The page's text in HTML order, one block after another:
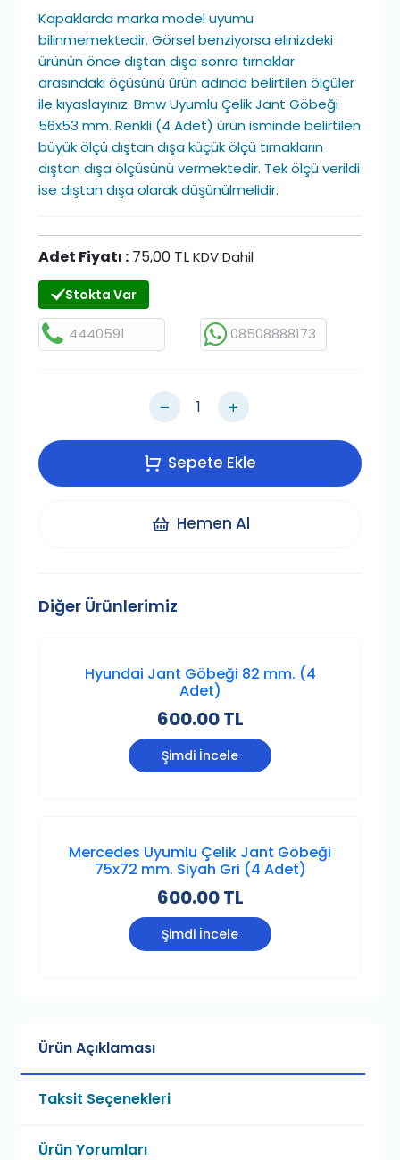
Kapaklarda marka model uyumu
bilinmemektedir. Görsel benziyorsa elinizdeki
ürünün önce dıştan dışa sonra tırnaklar
arasındaki öçüsünü ürün adında belirtilen ölçüler
ile kıyaslayınız. Bmw Uyumlu Çelik Jant Göbeği
56x53 mm. Renkli (4 Adet) ürün isminde belirtilen
büyük ölçü dıştan dışa küçük ölçü tırnakların
dıştan dışa ölçüsünü vermektedir. Tek ölçü verildi
ise dıştan dışa olarak düşünülmelidir.
Adet Fiyatı : 75,00 TLKDV Dahil
Stokta Var
4440591 08508888173
Sepete Ekle
Hemen Al
Diğer Ürünlerimiz
Hyundai Jant Göbeği 82 mm. (4
Adet)
600.00 TL
Şimdi İncele
Mercedes Uyumlu Çelik Jant Göbeği
75x72 mm. Siyah Gri (4 Adet)
600.00 TL
Şimdi İncele
Ürün Açıklaması
Taksit Seçenekleri
Ürün Yorumları